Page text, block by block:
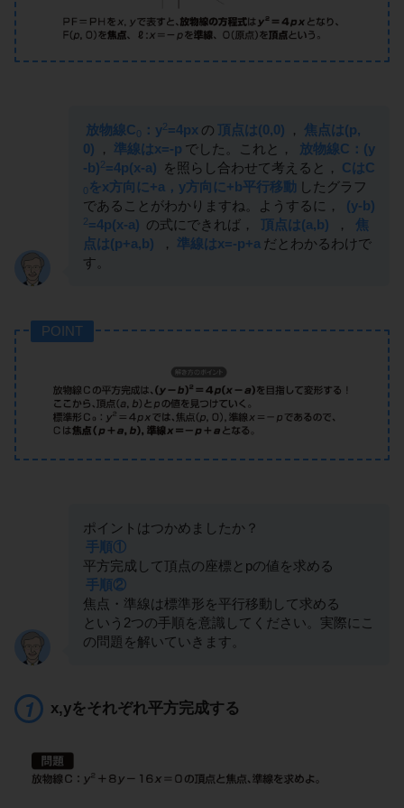
放物線C0 ：y2=4px の 頂点は(0,0) ， 焦点は(p,
0)
， 準線はx=-p でした。これと，
放物線C：(y
-b)2=4p(x-a) を照らし合わせて考えると， CはC
0 をx方向に+a，y方向に+b平行移動 したグラフ
であることがわかりますね。ようするに，
(y-b)
2=4p(x-a) の式にできれば， 頂点は(a,b) ，
焦
点は(p+a,b)
， 準線はx=-p+a だとわかるわけで
す。
POINT
ポイントはつかめましたか？
手順①
平方完成して頂点の座標とpの値を求める
手順②
焦点・準線は標準形を平行移動して求める
という2つの手順を意識してください。実際にこ
の問題を解いていきます。
x,yをそれぞれ平方完成する